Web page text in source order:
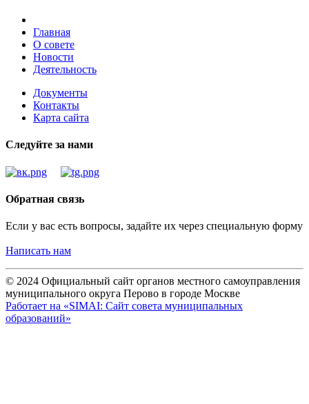
Главная
О совете
Новости
Деятельность
Документы
Контакты
Карта сайта
Следуйте за нами
Обратная связь
Если у вас есть вопросы, задайте их через специальную форму
Написать нам
© 2024 Официальный сайт органов местного самоуправления
муниципального округа Перово в городе Москве
Работает на «SIMAI: Сайт совета муниципальных
образований»